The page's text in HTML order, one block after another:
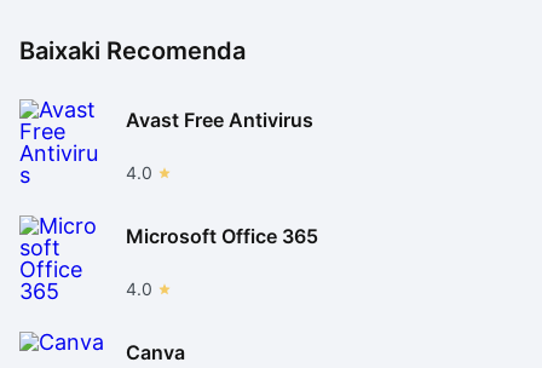
Baixaki Recomenda
Avast Free Antivirus
4.0
Microsoft Office 365
4.0
Canva